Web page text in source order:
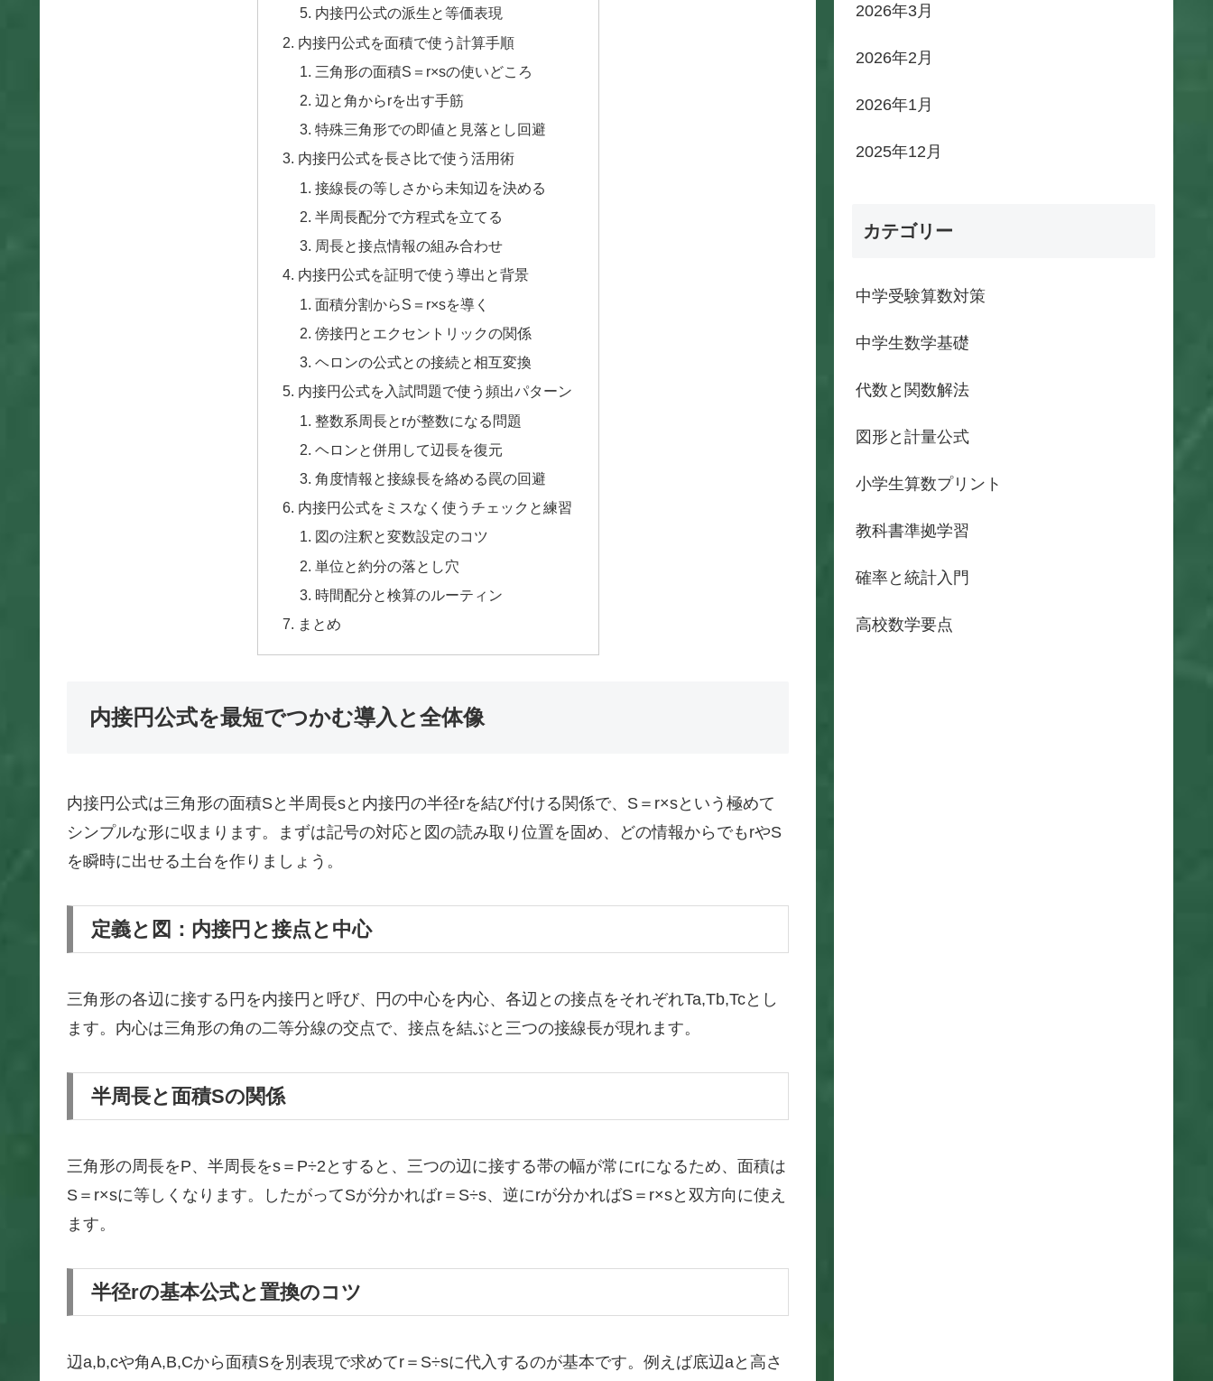
内接円公式の派生と等価表現
内接円公式を面積で使う計算手順
三角形の面積S＝r×sの使いどころ
辺と角からrを出す手筋
特殊三角形での即値と見落とし回避
内接円公式を長さ比で使う活用術
接線長の等しさから未知辺を決める
半周長配分で方程式を立てる
周長と接点情報の組み合わせ
内接円公式を証明で使う導出と背景
面積分割からS＝r×sを導く
傍接円とエクセントリックの関係
ヘロンの公式との接続と相互変換
内接円公式を入試問題で使う頻出パターン
整数系周長とrが整数になる問題
ヘロンと併用して辺長を復元
角度情報と接線長を絡める罠の回避
内接円公式をミスなく使うチェックと練習
図の注釈と変数設定のコツ
単位と約分の落とし穴
時間配分と検算のルーティン
まとめ
内接円公式を最短でつかむ導入と全体像
内接円公式は三角形の面積Sと半周長sと内接円の半径rを結び付ける関係で、S＝r×sという極めて
シンプルな形に収まります。まずは記号の対応と図の読み取り位置を固め、どの情報からでもrやS
を瞬時に出せる土台を作りましょう。
定義と図：内接円と接点と中心
三角形の各辺に接する円を内接円と呼び、円の中心を内心、各辺との接点をそれぞれTa,Tb,Tcとし
ます。内心は三角形の角の二等分線の交点で、接点を結ぶと三つの接線長が現れます。
半周長と面積Sの関係
三角形の周長をP、半周長をs＝P÷2とすると、三つの辺に接する帯の幅が常にrになるため、面積は
S＝r×sに等しくなります。したがってSが分かればr＝S÷s、逆にrが分かればS＝r×sと双方向に使え
ます。
半径rの基本公式と置換のコツ
辺a,b,cや角A,B,Cから面積Sを別表現で求めてr＝S÷sに代入するのが基本です。例えば底辺aと高さ
2026年3月
2026年2月
2026年1月
2025年12月
カテゴリー
中学受験算数対策
中学生数学基礎
代数と関数解法
図形と計量公式
小学生算数プリント
教科書準拠学習
確率と統計入門
高校数学要点